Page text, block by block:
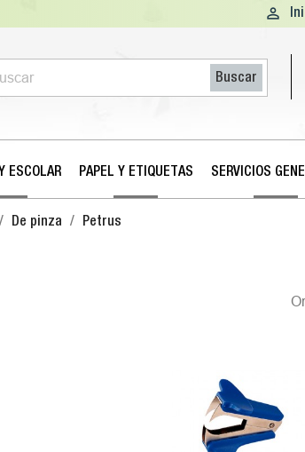

Buscar
ESCOLAR PAPEL Y ETIQUETAS SERVICIOS
De pinza Petrus